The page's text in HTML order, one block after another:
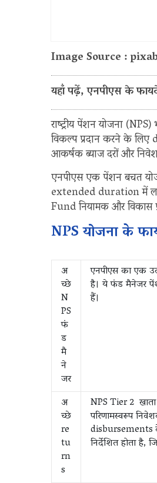
Image Source :
यहाँ पढ़ें, एनपीएस के
राष्ट्रीय पेंशन योजना
विकल्प प्रदान करने के
आकर्षक ब्याज दरों और
एनपीएस एक पेंशन बचत
extended duration में
Fund नियामक और विकास
NPS योजना के
अ
च्छे
N
PS
फं
ड
मै
ने
जर
एनपीएस का एक
है। ये फंड मैनेजर
हैं।
अ
च्छे
re
tu
rn
s
NPS Tier 2
परिणामस्वरूप
disbursements
निर्देशित होता